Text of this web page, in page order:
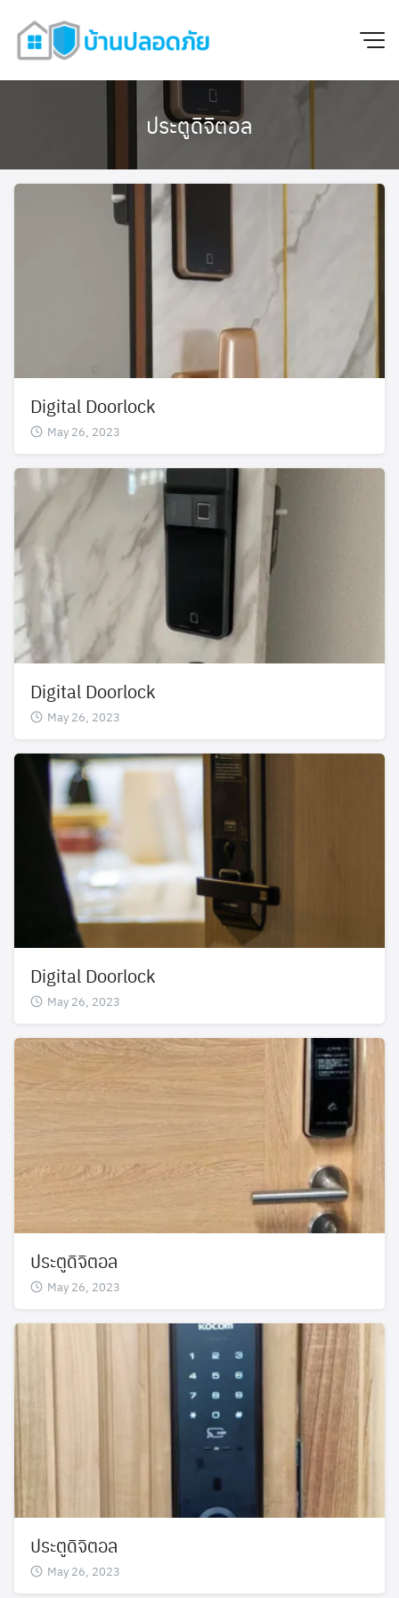
ประตูดิจิตอล
Digital Doorlock
May 26, 2023
Digital Doorlock
May 26, 2023
Digital Doorlock
May 26, 2023
ประตูดิจิตอล
May 26, 2023
ประตูดิจิตอล
May 26, 2023